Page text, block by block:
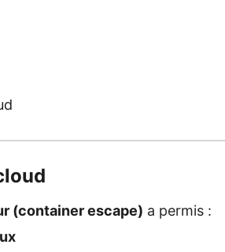
(container escape) a permis :